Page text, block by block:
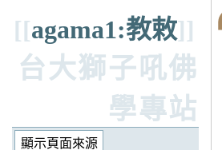
[[agama1:教敕]]
台大獅子吼佛
學專站